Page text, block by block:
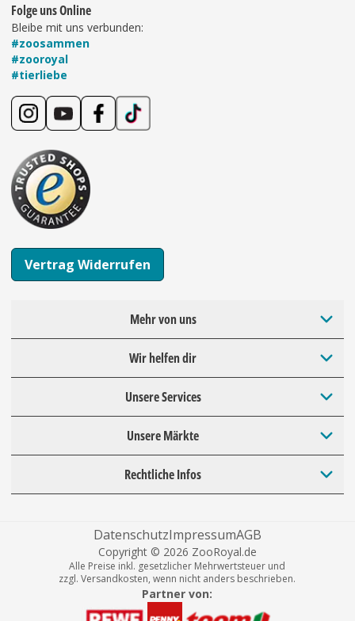
Folge uns Online
Bleibe mit uns verbunden:
#zoosammen
#zooroyal
#tierliebe
Vertrag Widerrufen
Mehr von uns
Wir helfen dir
Unsere Services
Unsere Märkte
Rechtliche Infos
DatenschutzImpressumAGB
Copyright © 2026 ZooRoyal.de
Alle Preise inkl. gesetzlicher Mehrwertsteuer und
zzgl. Versandkosten, wenn nicht anders beschrieben.
Partner von: